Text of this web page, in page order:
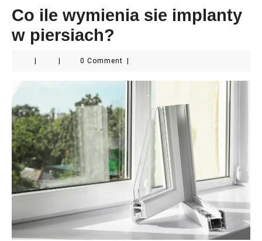
Co ile wymienia sie implanty
w piersiach?
0 Comment